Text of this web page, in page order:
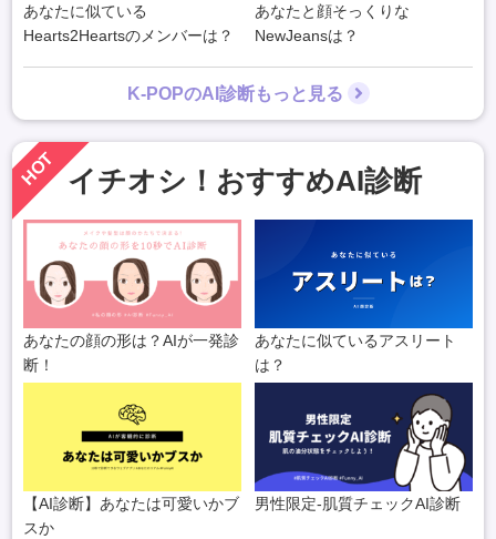
あなたに似ている
Hearts2Heartsのメンバーは？
あなたと顔そっくりな
NewJeansは？
K-POPのAI診断もっと見る
HOT イチオシ！おすすめAI診断
あなたの顔の形は？AIが一発診
断！
あなたに似ているアスリート
は？
【AI診断】あなたは可愛いかブ
スか
男性限定-肌質チェックAI診断